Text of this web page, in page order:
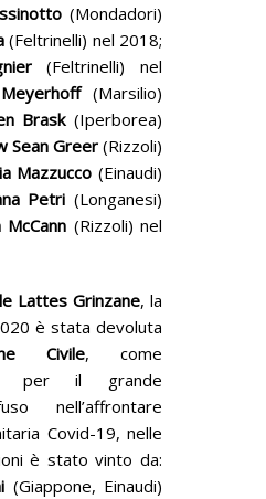
(Mondadori)
(Feltrinelli) nel 2018;
(Feltrinelli) nel
Meyerhoff(Marsilio)
Brask(Iperborea)
Sean Greer (Rizzoli)
Mazzucco (Einaudi)
Petri (Longanesi)
McCann (Rizzoli) nel
Lattes Grinzane, la
è stata devoluta
Civile, come
per il grande
nell’affrontare
Covid-19, nelle
è stato vinto da:
(Giappone, Einaudi)